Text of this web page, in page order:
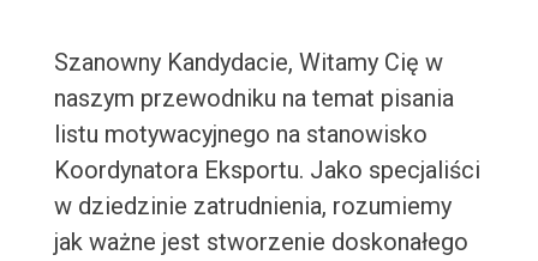
Szanowny Kandydacie, Witamy Cię w
naszym przewodniku na temat pisania
listu motywacyjnego na stanowisko
Koordynatora Eksportu. Jako specjaliści
w dziedzinie zatrudnienia, rozumiemy
jak ważne jest stworzenie doskonałego